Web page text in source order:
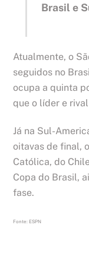
Brasil e
Atualmente, o
seguidos no
ocupa a quinta
que o líder e
Já na Sul-
oitavas de final,
Católica, do
Copa do Brasil,
fase.
Fonte: ESPN